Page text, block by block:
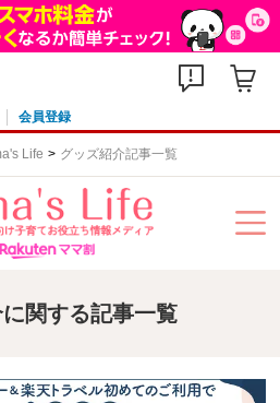
会員登録
Life グッズ紹介記事一覧
関する記事一覧